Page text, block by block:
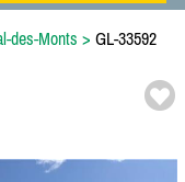
des-Monts > GL-33592